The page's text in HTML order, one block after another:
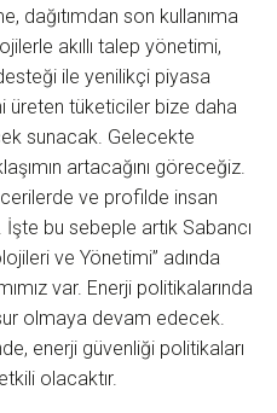
dağıtımdan son kullanıma
akıllı talep yönetimi,
ile yenilikçi piyasa
üreten tüketiciler bize daha
sunacak. Gelecekte
artacağını göreceğiz.
ve profilde insan
İşte bu sebeple artık Sabancı
ve Yönetimi” adında
var. Enerji politikalarında
olmaya devam edecek.
enerji güvenliği politikaları
olacaktır.